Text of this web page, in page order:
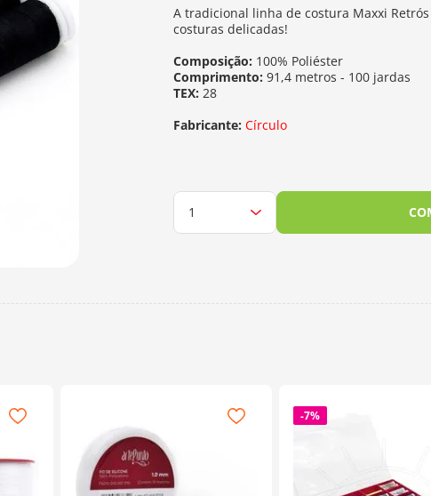
A tradicional linha de costura Maxxi
costuras delicadas!
Composição: 100% Poliéster
Comprimento: 91,4 metros - 100 jardas
TEX: 28
Fabricante: Círculo
-7%